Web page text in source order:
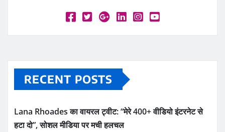
RECENT POSTS
Lana Rhoades का वायरल ट्वीट: “मेरे 400+ वीडियो इंटरनेट से
हटा दो”, सोशल मीडिया पर मची हलचल